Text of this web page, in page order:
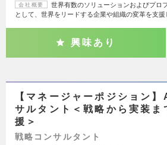
会社概要
世界有数のソリューションおよびプロ
として、世界をリードする企業や組織の変革を支
興味あり
【マネージャーポジション
サルタント＜戦略から実装ま
援＞
戦略コンサルタント